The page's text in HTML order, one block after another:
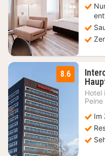
8.6
Hotel
Peine
Im